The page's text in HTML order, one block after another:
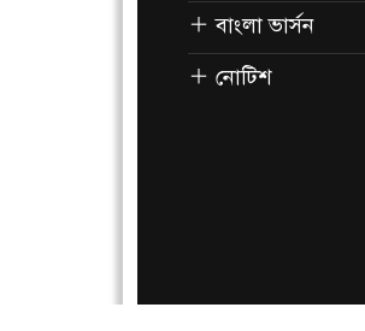
বাংলা ভার্সন
নোটিশ